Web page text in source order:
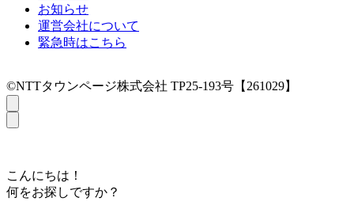
お知らせ
運営会社について
緊急時はこちら
©NTTタウンページ株式会社 TP25-193号【261029】
こんにちは！
何をお探しですか？